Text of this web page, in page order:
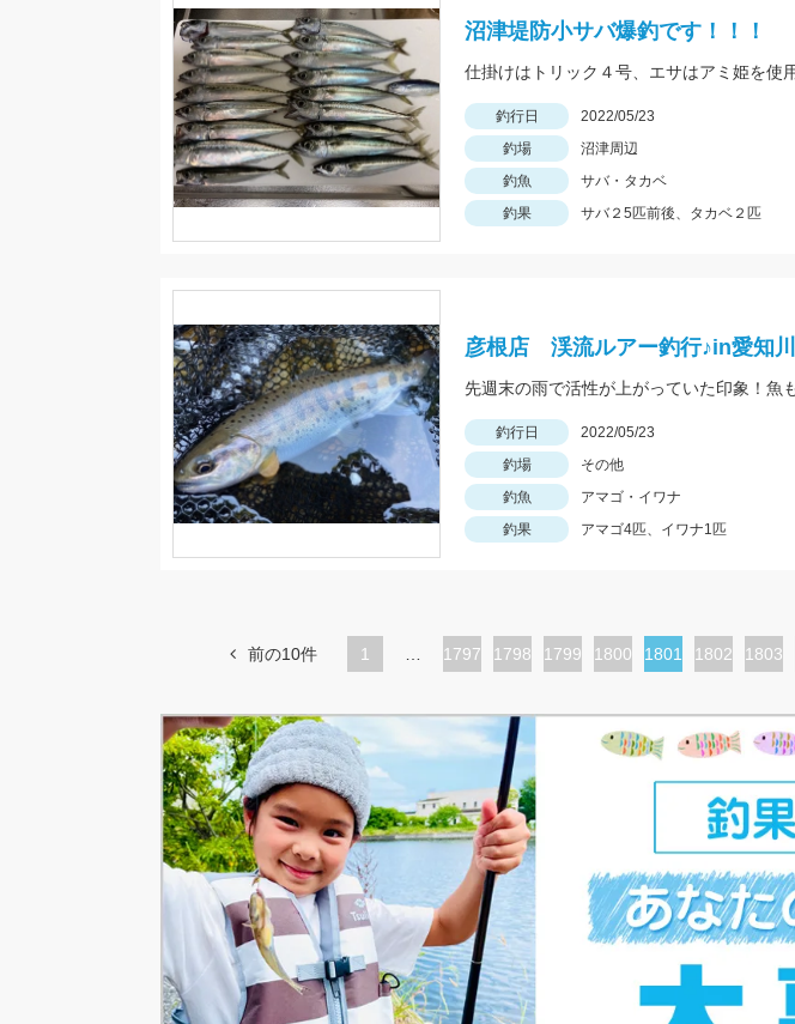
沼津堤防小サバ爆釣です！！！
釣行日 2022/05/23
釣場
沼津周辺
釣魚
サバ・タカベ
釣果
サバ２5匹前後、タカベ２匹
彦根店 渓流ルアー釣行♪in愛知川
釣行日 2022/05/23
釣場
その他
釣魚
アマゴ・イワナ
釣果
アマゴ4匹、イワナ1匹
前の10件 1
ペ
1797
ペ
ジ
1798
ペ
1799
ペ
1800
カ
ト
ジ
1801
ペ
1802
ペ
1803